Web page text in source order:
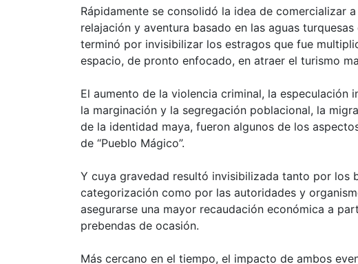
Rápidamente se consolidó la idea de comercializar
relajación y aventura basado en las aguas
terminó por invisibilizar los estragos que fue
espacio, de pronto enfocado, en atraer el turismo
El aumento de la violencia criminal, la especulación
la marginación y la segregación poblacional, la
de la identidad maya, fueron algunos de los
de “Pueblo Mágico”.
Y cuya gravedad resultó invisibilizada tanto por los
categorización como por las autoridades y
asegurarse una mayor recaudación económica a
prebendas de ocasión.
Más cercano en el tiempo, el impacto de ambos